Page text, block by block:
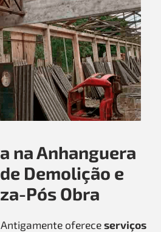
na Anhanguera
Demolição e
Pós Obra
ofereceserviços